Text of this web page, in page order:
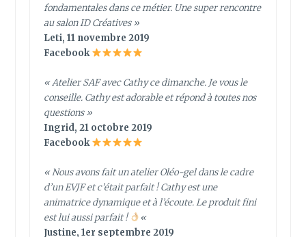
fondamentales dans ce métier. Une super rencontre
au salon ID Créatives »
Leti, 11 novembre 2019
Facebook
« Atelier SAF avec Cathy ce dimanche. Je vous le
conseille. Cathy est adorable et répond à toutes nos
questions »
Ingrid, 21 octobre 2019
Facebook
« Nous avons fait un atelier Oléo-gel dans le cadre
d’un EVJF et c’était parfait ! Cathy est une
animatrice dynamique et à l’écoute. Le produit fini
est lui aussi parfait !
«
Justine, 1er septembre 2019